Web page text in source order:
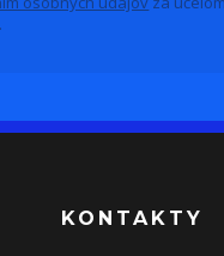
KONTAKTY